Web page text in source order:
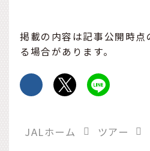
今、旅
掲載の内容は記事公開時点
る場合があります。
JALホーム ツアー